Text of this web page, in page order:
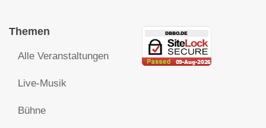
Themen
Alle Veranstaltungen
Live-Musik
Bühne